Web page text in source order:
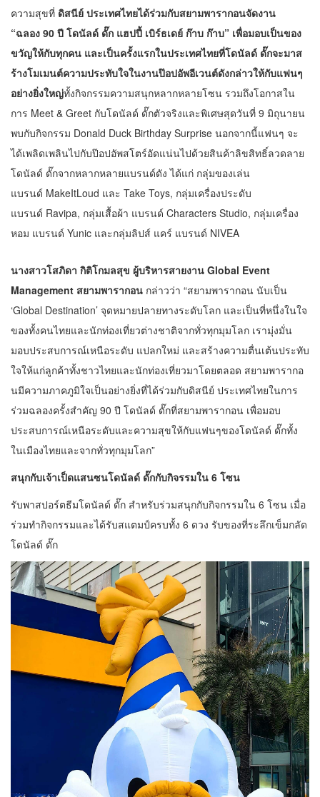
ความสุขที่ ดิสนีย์ ประเทศไทยได้ร่วมกับสยามพารากอนจัดงาน
“ฉลอง 90 ปี โดนัลด์ ดั๊ก แฮปปี้ เบิร์ธเดย์ ก๊าบ ก๊าบ” เพื่อมอบเป็นของ
ขวัญให้กับทุกคน และเป็นครั้งแรกในประเทศไทยที่โดนัลด์ ดั๊กจะมาส
ร้างโมเมนต์ความประทับใจในงานป๊อปอัพอีเวนต์ดังกล่าวให้กับแฟนๆ
อย่างยิ่งใหญ่ทั้งกิจกรรมความสนุกหลากหลายโซน รวมถึงโอกาสใน
การ Meet & Greet กับโดนัลด์ ดั๊กตัวจริงและพิเศษสุดวันที่ 9 มิถุนายน
พบกับกิจกรรม Donald Duck Birthday Surprise นอกจากนี้แฟนๆ จะ
ได้เพลิดเพลินไปกับป๊อปอัพสโตร์อัดแน่นไปด้วยสินค้าลิขสิทธิ์ลวดลาย
โดนัลด์ ดั๊กจากหลากหลายแบรนด์ดัง ได้แก่ กลุ่มของเล่น
แบรนด์ MakeItLoud และ Take Toys, กลุ่มเครื่องประดับ
แบรนด์ Ravipa, กลุ่มเสื้อผ้า แบรนด์ Characters Studio, กลุ่มเครื่อง
หอม แบรนด์ Yunic และกลุ่มลิปส์ แคร์ แบรนด์ NIVEA
นางสาวโสภิดา กิติโกมลสุข ผู้บริหารสายงาน Global Event
Management สยามพารากอน กล่าวว่า “สยามพารากอน นับเป็น
‘Global Destination’ จุดหมายปลายทางระดับโลก และเป็นที่หนึ่งในใจ
ของทั้งคนไทยและนักท่องเที่ยวต่างชาติจากทั่วทุกมุมโลก เรามุ่งมั่น
มอบประสบการณ์เหนือระดับ แปลกใหม่ และสร้างความตื่นเต้นประทับ
ใจให้แก่ลูกค้าทั้งชาวไทยและนักท่องเที่ยวมาโดยตลอด สยามพารากอ
นมีความภาคภูมิใจเป็นอย่างยิ่งที่ได้ร่วมกับดิสนีย์ ประเทศไทยในการ
ร่วมฉลองครั้งสำคัญ 90 ปี โดนัลด์ ดั๊กที่สยามพารากอน เพื่อมอบ
ประสบการณ์เหนือระดับและความสุขให้กับแฟนๆของโดนัลด์ ดั๊กทั้ง
ในเมืองไทยและจากทั่วทุกมุมโลก”
สนุกกับเจ้าเป็ดแสนซนโดนัลด์ ดั๊กกับกิจรรมใน 6 โซน
รับพาสปอร์ตธีมโดนัลด์ ดั๊ก สำหรับร่วมสนุกกับกิจกรรมใน 6 โซน เมื่อ
ร่วมทำกิจกรรมและได้รับสแตมป์ครบทั้ง 6 ดวง รับของที่ระลึกเข็มกลัด
โดนัลด์ ดั๊ก